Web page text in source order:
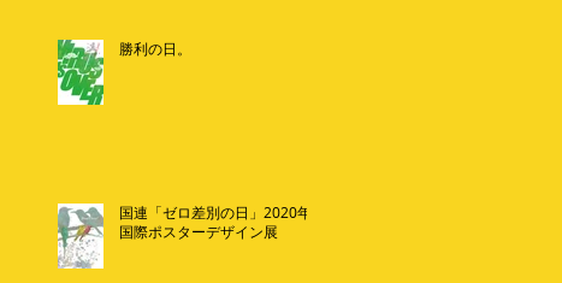
勝利の日。
国連「ゼロ差別の日」2020年
国際ポスターデザイン展